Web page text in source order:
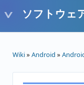
ソフトウェ
Wiki» Android »